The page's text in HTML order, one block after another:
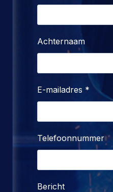
Achternaam
E-mailadres *
Telefoonnummer
Bericht